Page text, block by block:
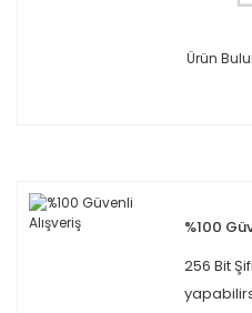
Ürün
%100
256 Bit